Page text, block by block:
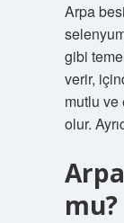
Arpa
gibi
verir,
mutlu ve
olur.
mu?